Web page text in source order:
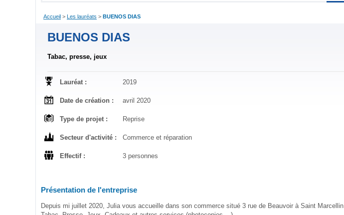
Accueil > Les lauréats > BUENOS DIAS
BUENOS DIAS
Tabac, presse, jeux
Lauréat : 2019
Date de création : avril 2020
Type de projet : Reprise
Secteur d'activité : Commerce et réparation
Effectif : 3 personnes
Présentation de l'entreprise
Depuis mi juillet 2020, Julia vous accueille dans son commerce situé 3 rue de Beauvoir à Saint Marcellin